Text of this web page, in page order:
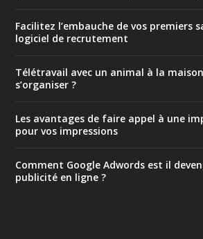
Facilitez l’embauche de vos premiers
logiciel de recrutement
Télétravail avec un animal à la
s’organiser ?
Les avantages de faire appel à une
pour vos impressions
Comment Google Adwords est il
publicité en ligne ?